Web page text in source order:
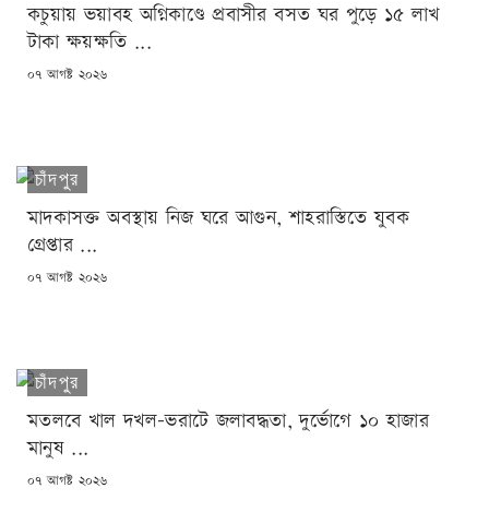
কচুয়ায় ভয়াবহ অগ্নিকাণ্ডে প্রবাসীর বসত ঘর পুড়ে ১৫ লাখ
টাকা ক্ষয়ক্ষতি ...
POSTED
০৭ আগষ্ট ২০২৬
চাঁদপুর
মাদকাসক্ত অবস্থায় নিজ ঘরে আগুন, শাহরাস্তিতে যুবক
গ্রেপ্তার ...
POSTED
০৭ আগষ্ট ২০২৬
চাঁদপুর
মতলবে খাল দখল-ভরাটে জলাবদ্ধতা, দুর্ভোগে ১০ হাজার
মানুষ ...
POSTED
০৭ আগষ্ট ২০২৬